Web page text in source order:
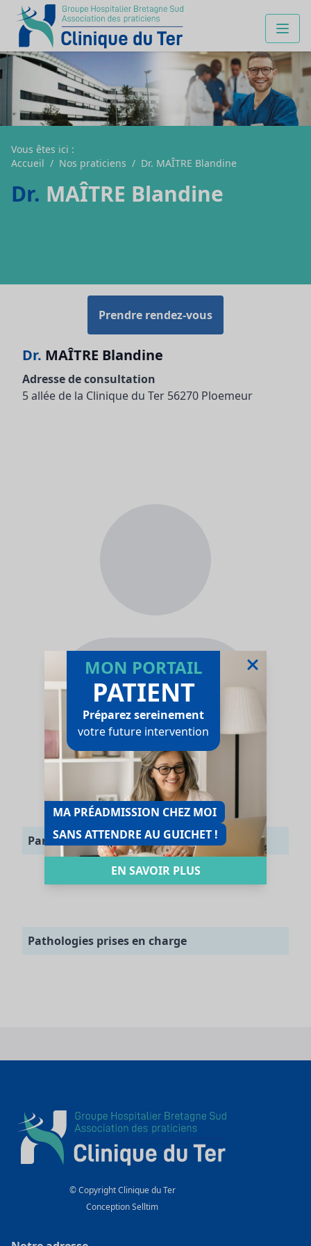
MON PORTAIL
PATIENT
Préparez sereinement
votre future intervention
MA PRÉADMISSION CHEZ MOI
SANS ATTENDRE AU GUICHET !
EN SAVOIR PLUS
Vous êtes ici :
Accueil / Nos praticiens / Dr. MAÎTRE Blandine
Dr. MAÎTRE Blandine
Prendre rendez-vous
Dr. MAÎTRE Blandine
Adresse de consultation
5 allée de la Clinique du Ter 56270 Ploemeur
Parcours
Pathologies prises en charge
© Copyright Clinique du Ter
ConceptionSelltim